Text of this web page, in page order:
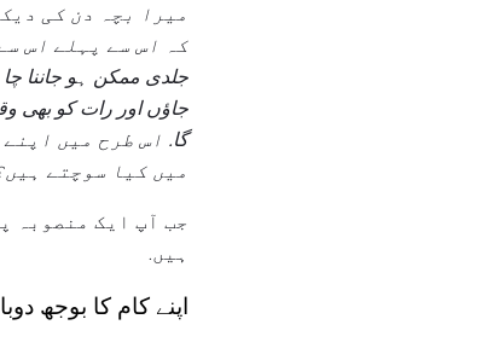
میرا بچہ دن کی
کہ اس سے پہلے اس
جلدی ممکن ہو جاننا
جاؤں اور رات کو بھی
گا. اس طرح میں
میں کیا سوچتے
جب آپ ایک منصوبہ
ہیں.
اپنے کام کا بوجھ